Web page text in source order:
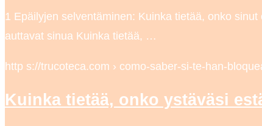
1 Epäilyjen selventäminen: Kuinka tietää, onko
auttavat sinua Kuinka tietää, …
http s://trucoteca.com › como-saber-si-te-han-
Kuinka tietää, onko ystäväsi